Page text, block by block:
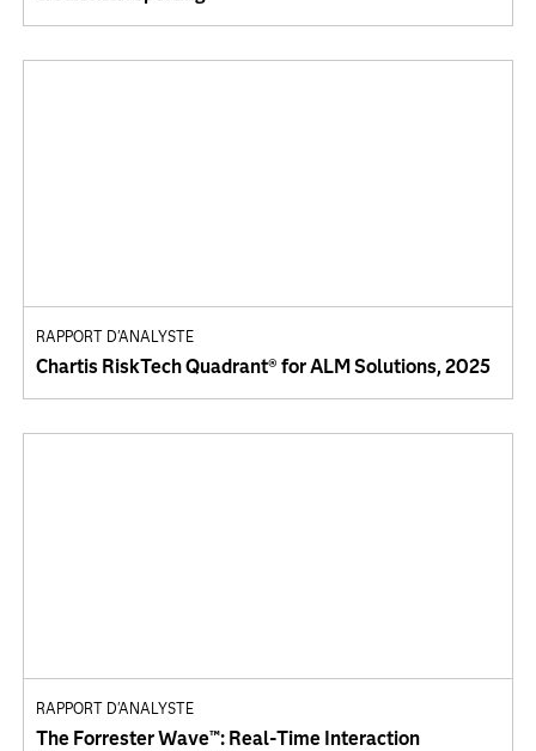
RAPPORT D'ANALYSTE
Chartis RiskTech Quadrant® for ALM Solutions, 2025
RAPPORT D'ANALYSTE
The Forrester Wave™: Real-Time Interaction